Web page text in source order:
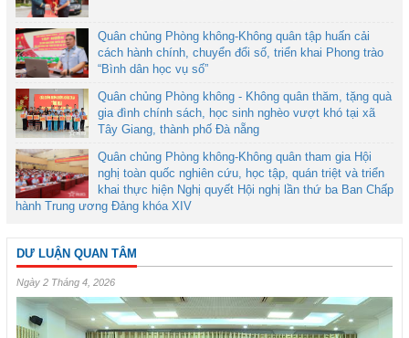
Quân chủng Phòng không-Không quân tập huấn cải
cách hành chính, chuyển đổi số, triển khai Phong trào
“Bình dân học vụ số”
Quân chủng Phòng không - Không quân thăm, tặng quà
gia đình chính sách, học sinh nghèo vượt khó tại xã
Tây Giang, thành phố Đà nẵng
Quân chủng Phòng không-Không quân tham gia Hội
nghị toàn quốc nghiên cứu, học tập, quán triệt và triển
khai thực hiện Nghị quyết Hội nghị lần thứ ba Ban Chấp
hành Trung ương Đảng khóa XIV
DƯ LUẬN QUAN TÂM
Ngày 2 Tháng 4, 2026